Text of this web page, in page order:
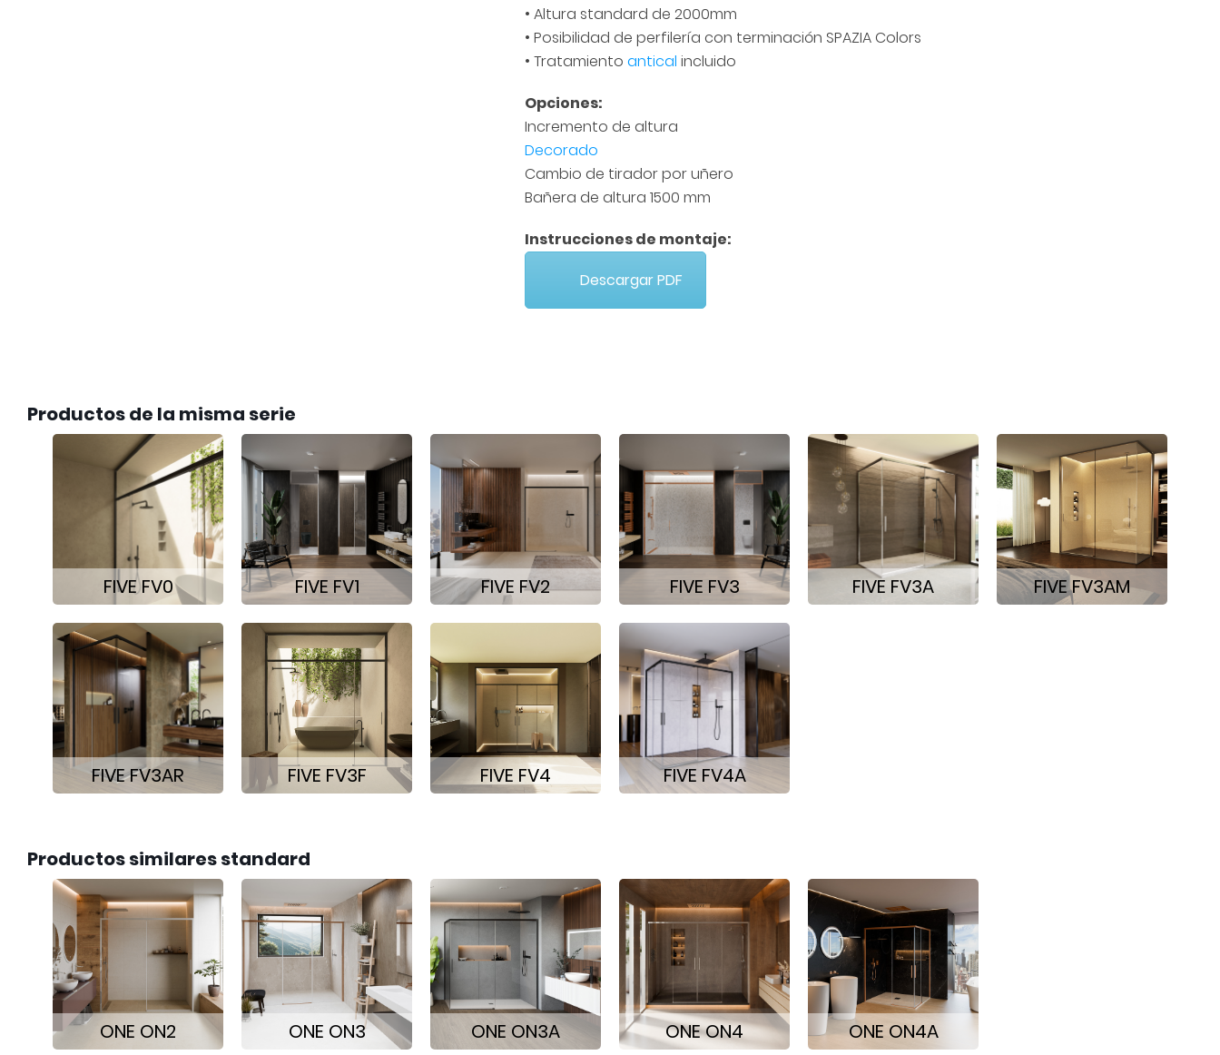
• Altura standard de 2000mm
• Posibilidad de perfilería con terminación SPAZIA Colors
• Tratamiento antical incluido
Opciones:
Incremento de altura
Decorado
Cambio de tirador por uñero
Bañera de altura 1500 mm
Instrucciones de montaje:
Descargar PDF
Productos de la misma serie
FIVE FV0 FIVE FV1 FIVE FV2 FIVE FV3 FIVE FV3A FIVE FV3AM
FIVE FV3AR FIVE FV3F FIVE FV4 FIVE FV4A
Productos similares standard
ONE ON2 ONE ON3 ONE ON3A ONE ON4 ONE ON4A